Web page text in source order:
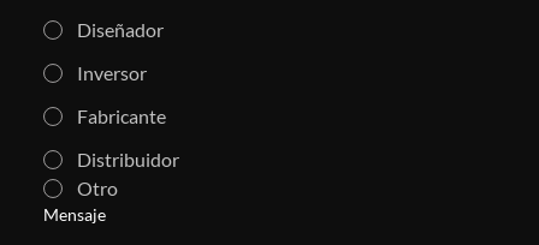
Diseñador
Inversor
Fabricante
Distribuidor
Otro
Mensaje